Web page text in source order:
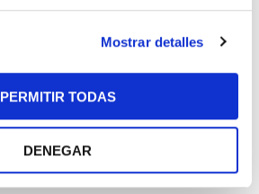
Mostrar detalles
PERMITIR TODAS
DENEGAR